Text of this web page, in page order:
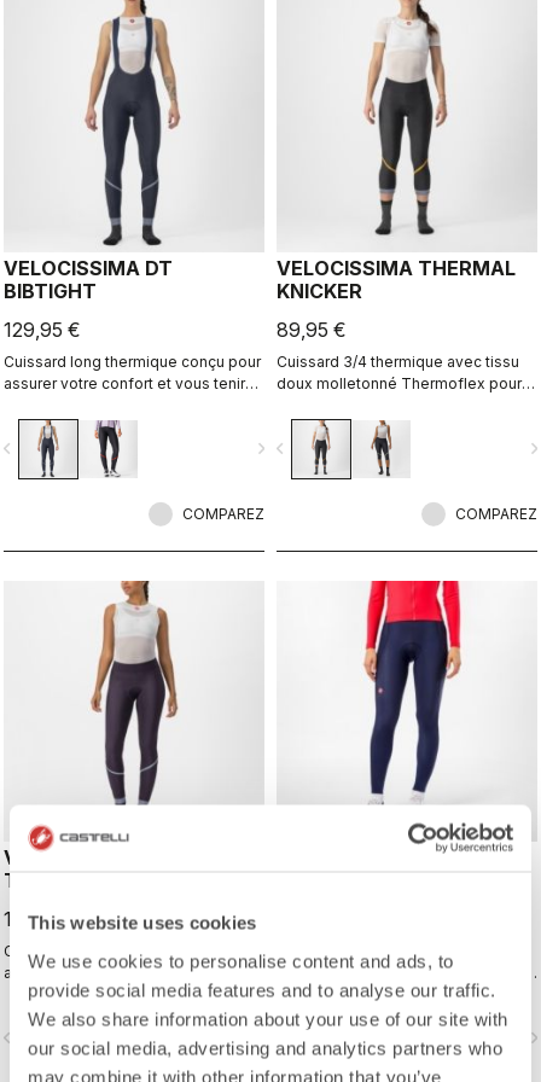
This website uses cookies
We use cookies to personalise content and ads, to
provide social media features and to analyse our traffic.
We also share information about your use of our site with
our social media, advertising and analytics partners who
may combine it with other information that you’ve
VELOCISSIMA DT
BIBTIGHT
129,95 €
Cuissard long thermique conçu pour
assurer votre confort et vous tenir
les conditions sèches et les
températures fraîches à froides.
navigate_next
COMPAREZ
VELOCISSIMA THERMAL
KNICKER
89,95 €
Cuissard 3/4 thermique avec tissu
doux molletonné Thermoflex pour
automne et au printemps.
navigate_before
COMPAREZ
VELOCISSIMA THERMAL
TIGHT
119,95 €
Cuissard long thermique conçu pour
assurer votre confort et vous tenir
chaud tout au long de l’hiver. Pour
les conditions sèches et les
températures fraîches à froides.
ESPRESSO W TIGHT
Le meilleur tight d’hiver pour la
plupart des randonnées hivernales.
Nous concentrant sur votre confort,
nous avons utilisé le tissu
Thermoflex chaud et doux sur
l’intégralité du modèle, avec des